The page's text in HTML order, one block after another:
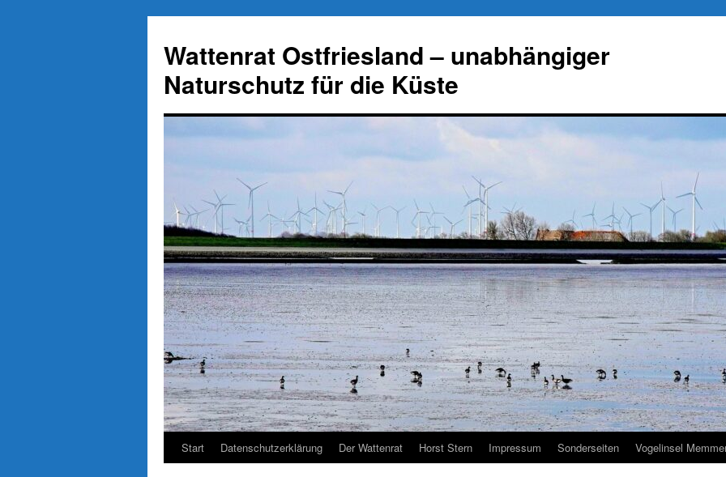
springen
Wattenrat Ostfriesland – unabhängiger
Naturschutz für die Küste
Start Datenschutzerklärung Der Wattenrat Horst Stern Impressum Sonderseiten Vogelinsel